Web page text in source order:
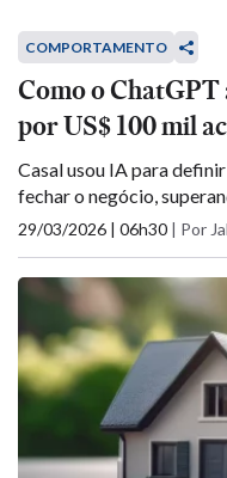
COMPORTAMENTO
Como o ChatGPT
por US$ 100 mil
Casal usou IA para
fechar o negócio,
29/03/2026 | 06h30 | Por